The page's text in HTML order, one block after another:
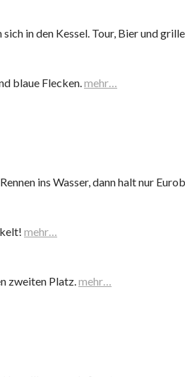
in den Kessel. Tour, Bier und
blaue Flecken.mehr…
ins Wasser, dann halt nur
mehr…
zweiten Platz.mehr…